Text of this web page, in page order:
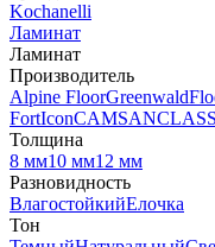
Kochanelli
Ламинат
Ламинат
Производитель
Alpine FloorGreenwald
FortIconCAMSAN
Толщина
8 мм10 мм12 мм
Разновидность
ВлагостойкийЕлочка
Тон